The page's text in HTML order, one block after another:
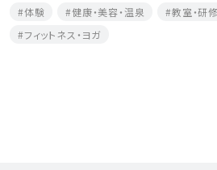
健康・美容・温泉
教室・研修